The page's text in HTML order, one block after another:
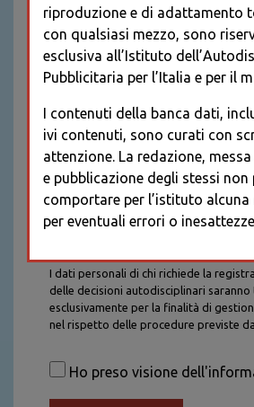
I dati personali di chi richiede la
delle decisioni autodisciplinari
esclusivamente per la finalità di
nel rispetto delle procedure previste
saranno trattati con tutte le cautele
saranno conservati per la durata
Ho preso visione
riproduzione e di adattamento
con qualsiasi mezzo, sono
esclusiva all’Istituto
Pubblicitaria per l’Italia e per il
I contenuti della banca dati,
ivi contenuti, sono curati con
attenzione. La redazione,
e pubblicazione degli stessi non
comportare per l’istituto
per eventuali errori o inesattezze.